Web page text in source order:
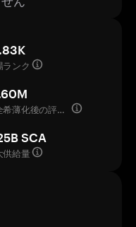
ランク
完全希薄化後の評価額
SCA
供給量